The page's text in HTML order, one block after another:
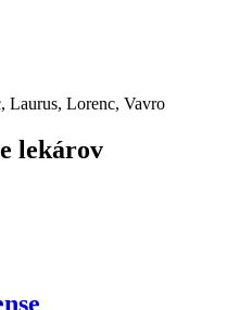
Laurus, Lorenc, Vavro
lekárov